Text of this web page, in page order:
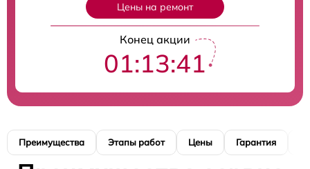
Цены на ремонт
Конец акции
01:13:40
Преимущества Этапы работ Цены Гарантия